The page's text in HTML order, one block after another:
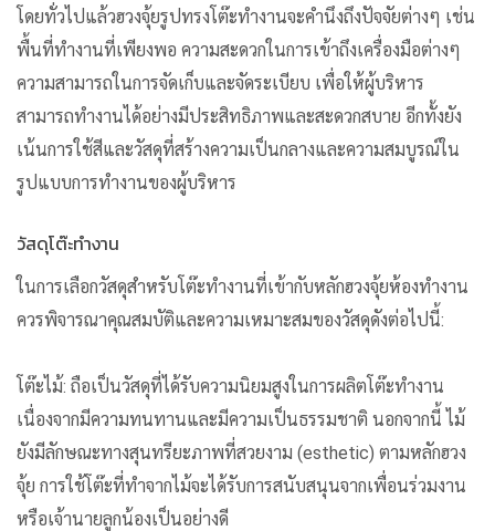
โดยทั่วไปแล้วฮวงจุ้ยรูปทรงโต๊ะทำงานจะคำนึงถึงปัจจัยต่างๆ เช่น
พื้นที่ทำงานที่เพียงพอ ความสะดวกในการเข้าถึงเครื่องมือต่างๆ
ความสามารถในการจัดเก็บและจัดระเบียบ เพื่อให้ผู้บริหาร
สามารถทำงานได้อย่างมีประสิทธิภาพและสะดวกสบาย อีกทั้งยัง
เน้นการใช้สีและวัสดุที่สร้างความเป็นกลางและความสมบูรณ์ใน
รูปแบบการทำงานของผู้บริหาร
วัสดุโต๊ะทำงาน
ในการเลือกวัสดุสำหรับโต๊ะทำงานที่เข้ากับหลักฮวงจุ้ยห้องทำงาน
ควรพิจารณาคุณสมบัติและความเหมาะสมของวัสดุดังต่อไปนี้:
โต๊ะไม้: ถือเป็นวัสดุที่ได้รับความนิยมสูงในการผลิตโต๊ะทำงาน
เนื่องจากมีความทนทานและมีความเป็นธรรมชาติ นอกจากนี้ ไม้
ยังมีลักษณะทางสุนทรียะภาพที่สวยงาม (esthetic) ตามหลักฮวง
จุ้ย การใช้โต๊ะที่ทำจากไม้จะได้รับการสนับสนุนจากเพื่อนร่วมงาน
หรือเจ้านายลูกน้องเป็นอย่างดี